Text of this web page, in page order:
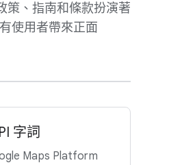
策、​指南​和​條款​扮演​著​
使用​者​帶來​正面​
字詞
Maps Platform